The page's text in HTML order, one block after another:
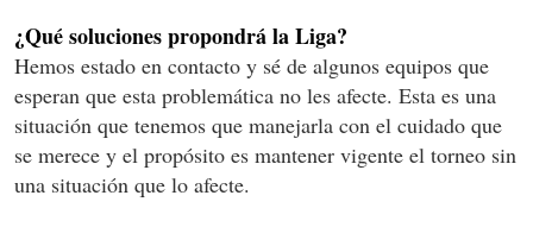
¿Qué soluciones propondrá la Liga?
Hemos estado en contacto y sé de algunos equipos que
esperan que esta problemática no les afecte. Esta es una
situación que tenemos que manejarla con el cuidado que
se merece y el propósito es mantener vigente el torneo sin
una situación que lo afecte.